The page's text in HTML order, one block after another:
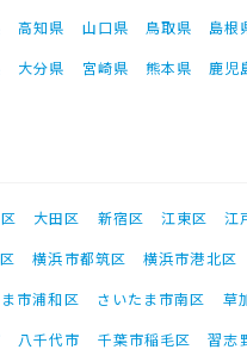
高知県 山口県 鳥取県 島根
大分県 宮崎県 熊本県 鹿児
大田区 新宿区 江東区 江
横浜市都筑区 横浜市港北区
市浦和区 さいたま市南区 草
八千代市 千葉市稲毛区 習志